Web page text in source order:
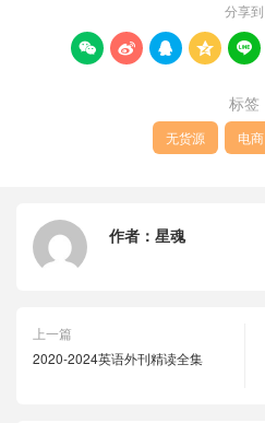
分享到
    
标签
无货源 电商
作者： 星魂
上一篇
2020-2024英语外刊精读全集